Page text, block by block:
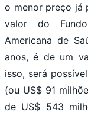
o menor preço já
valor do
Americana de
anos, é de um
isso, será
(ou US$ 91
de US$ 543